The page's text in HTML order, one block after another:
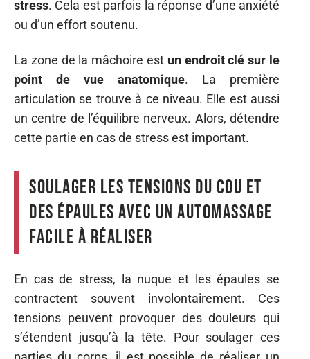
stress. Cela est parfois la réponse d’une anxiété
ou d’un effort soutenu.
La zone de la mâchoire est un endroit clé sur le
point de vue anatomique. La première
articulation se trouve à ce niveau. Elle est aussi
un centre de l’équilibre nerveux. Alors, détendre
cette partie en cas de stress est important.
Soulager les tensions du cou et
des épaules avec un automassage
facile à réaliser
En cas de stress, la nuque et les épaules se
contractent souvent involontairement. Ces
tensions peuvent provoquer des douleurs qui
s’étendent jusqu’à la tête. Pour soulager ces